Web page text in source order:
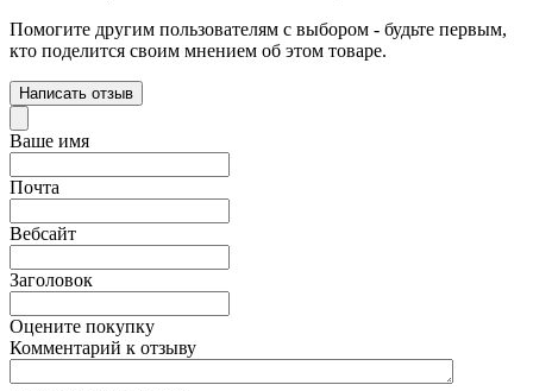
Помогите другим пользователям с выбором - будьте первым,
кто поделится своим мнением об этом товаре.
Написать отзыв
Ваше имя
Почта
Вебсайт
Заголовок
Оцените покупку
Комментарий к отзыву